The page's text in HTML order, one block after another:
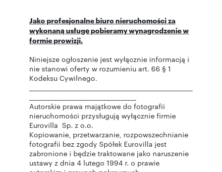
Jako profesjonalne biuro nieruchomości za
wykonaną usługę pobieramy wynagrodzenie w
formie prowizji.
Niniejsze ogłoszenie jest wyłącznie informacją i
nie stanowi oferty w rozumieniu art. 66 § 1
Kodeksu Cywilnego.
Autorskie prawa majątkowe do fotografii
nieruchomości przysługują wyłącznie firmie
Eurovilla Sp. z o.o.
Kopiowanie, przetwarzanie, rozpowszechnianie
fotografii bez zgody Spółek Eurovilla jest
zabronione i będzie traktowane jako naruszenie
ustawy z dnia 4 lutego 1994 r. o prawie